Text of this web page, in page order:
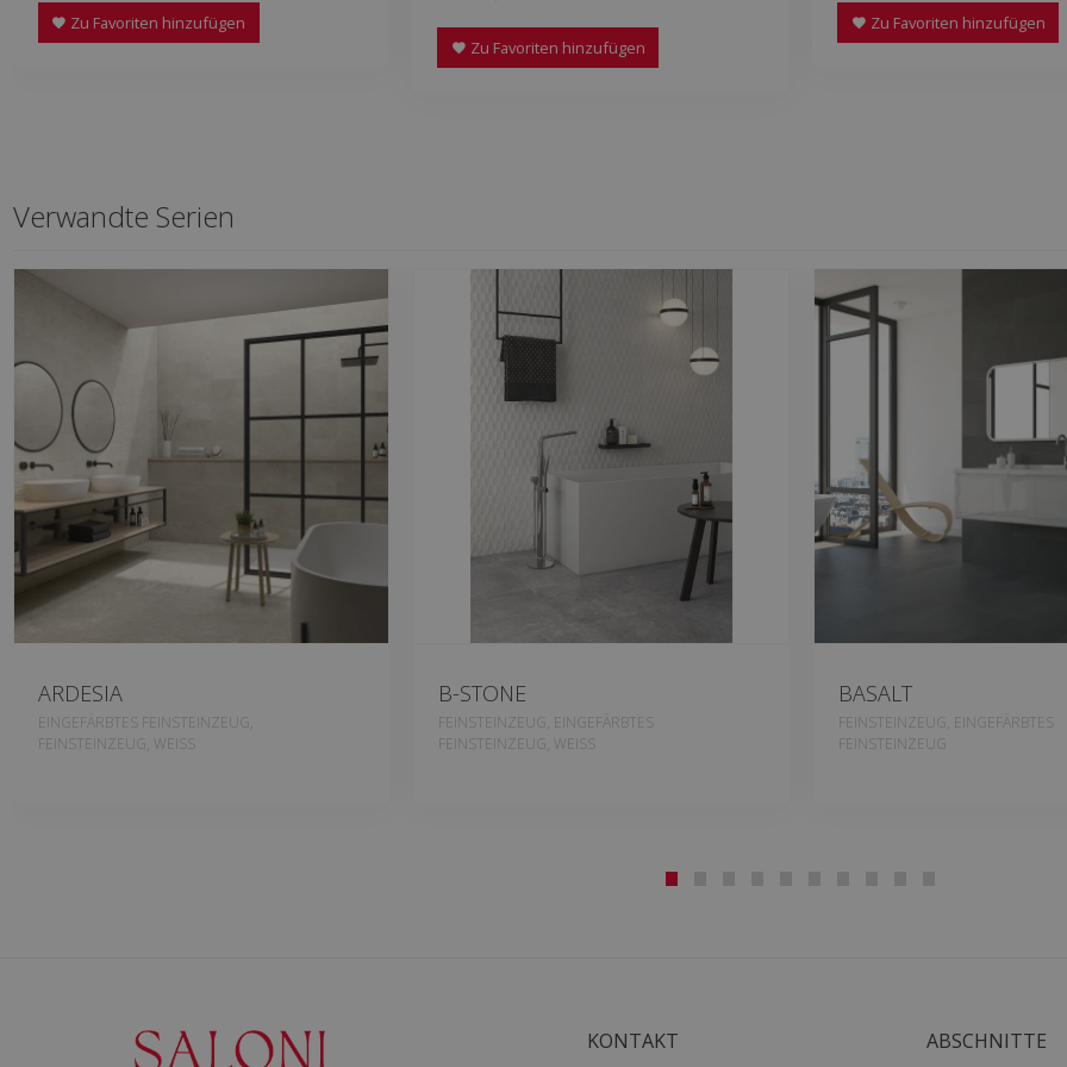
Zu Favoriten hinzufügen
Zu Favoriten hinzufügen
Zu Favoriten hinzufügen
Verwandte Serien
ARDESIA
EINGEFÄRBTES FEINSTEINZEUG,
FEINSTEINZEUG, WEISS
B-STONE
FEINSTEINZEUG, EINGEFÄRBTES
FEINSTEINZEUG, WEISS
BASALT
FEINSTEINZEUG, EINGEFÄRBTES
FEINSTEINZEUG
KONTAKT ABSCHNITTE